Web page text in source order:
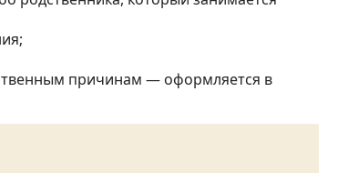
причинам — оформляется в